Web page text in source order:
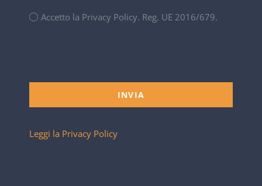
Accetto la Privacy Policy. Reg. UE 2016/679.
INVIA
Leggi la Privacy Policy